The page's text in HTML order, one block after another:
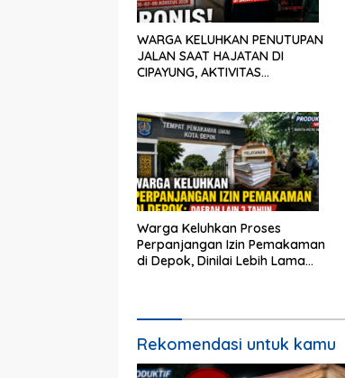
WARGA KELUHKAN PENUTUPAN
JALAN SAAT HAJATAN DI
CIPAYUNG, AKTIVITAS
Warga Keluhkan Proses
Perpanjangan Izin Pemakaman
di Depok, Dinilai Lebih Lama
Rekomendasi untuk kamu